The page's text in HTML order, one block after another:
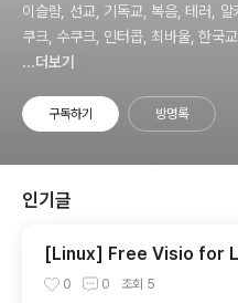
이슬람, 선교, 기독교, 복음, 테러,
쿠크, 수쿠크, 인터콥, 최바울, 한
rce, Security
...더보기
구독하기 방명록
인기글
[Linux] Free Visio for
0 0 조회 5